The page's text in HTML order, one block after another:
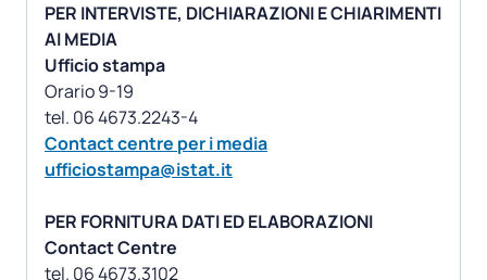
PER INTERVISTE, DICHIARAZIONI E CHIARIMENTI
AI MEDIA
Ufficio stampa
Orario 9-19
Contact centre per i media
ufficiostampa@istat.it
PER FORNITURA DATI ED ELABORAZIONI
Contact Centre